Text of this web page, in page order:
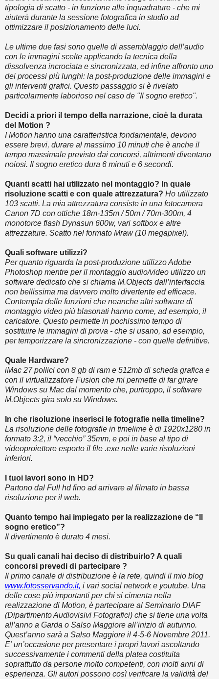
tipologia di scatto - in funzione alle inquadrature - che mi
aiuterà durante la sessione fotografica in studio ad
ottimizzare il posizionamento delle luci.
Le ultime due fasi sono quelle di assemblaggio dell’audio
con le immagini scelte applicando la tecnica della
dissolvenza incrociata e sincronizzata, ed infine affronto uno
dei processi più lunghi: la post-produzione delle immagini e
gli interventi grafici. Questo passaggio si è rivelato
particolarmente laborioso nel caso de "Il sogno eretico".
Decidi a priori il tempo della narrazione, cioè la durata
del Motion ?
I Motion hanno una caratteristica fondamentale, devono
essere brevi, durare al massimo 10 minuti che è anche il
tempo massimale previsto dai concorsi, altrimenti diventano
noiosi. Il sogno eretico dura 6 minuti e 6 secondi.
Quanti scatti hai utilizzato nel montaggio? In quale
risoluzione scatti e con quale attrezzatura? Ho utilizzato
103 scatti. La mia attrezzatura consiste in una fotocamera
Canon 7D con ottiche 18m-135m / 50m / 70m-300m, 4
monotorce flash Dynasun 600w, vari softbox e altre
attrezzature. Scatto nel formato Mraw (10 megapixel).
Quali software utilizzi?
Per quanto riguarda la post-produzione utilizzo Adobe
Photoshop mentre per il montaggio audio/video utilizzo un
software dedicato che si chiama M.Objects dall’interfaccia
non bellissima ma davvero molto divertente ed efficace.
Contempla delle funzioni che neanche altri software di
montaggio video più blasonati hanno come, ad esempio, il
caricatore. Questo permette in pochissimo tempo di
sostituire le immagini di prova - che si usano, ad esempio,
per temporizzare la sincronizzazione - con quelle definitive.
Quale Hardware?
iMac 27 pollici con 8 gb di ram e 512mb di scheda grafica e
con il virtualizzatore Fusion che mi permette di far girare
Windows su Mac dal momento che, purtroppo, il software
M.Objects gira solo su Windows.
In che risoluzione inserisci le fotografie nella timeline?
La risoluzione delle fotografie in timelime è di 1920x1280 in
formato 3:2, il “vecchio” 35mm, e poi in base al tipo di
videoproiettore esporto il file .exe nelle varie risoluzioni
inferiori.
I tuoi lavori sono in HD?
Partono dal Full hd fino ad arrivare al filmato in bassa
risoluzione per il web.
Quanto tempo hai impiegato per la realizzazione de “Il
sogno eretico”?
Il divertimento è durato 4 mesi.
Su quali canali hai deciso di distribuirlo? A quali
concorsi prevedi di partecipare ?
Il primo canale di distribuzione è la rete, quindi il mio blog
www.fotosservando.it, i vari social network e youtube. Una
delle cose più importanti per chi si cimenta nella
realizzazione di Motion, è partecipare al Seminario DIAF
(Dipartimento Audiovisivi Fotografici) che si tiene una volta
all’anno a Garda o Salso Maggiore all’inizio di autunno.
Quest’anno sarà a Salso Maggiore il 4-5-6 Novembre 2011.
E’ un’occasione per presentare i propri lavori ascoltando
successivamente i commenti della platea costituita
soprattutto da persone molto competenti, con molti anni di
esperienza. Gli autori possono così verificare la validità del